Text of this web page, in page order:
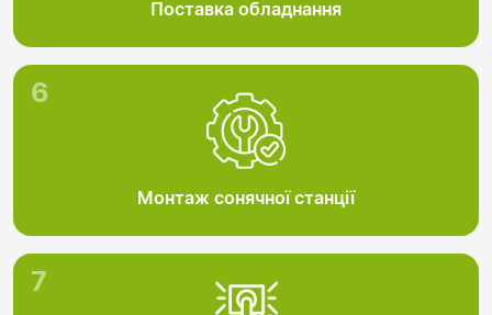
Поставка обладнання
6
Монтаж сонячної станції
7